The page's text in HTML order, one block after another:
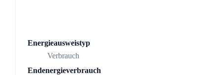
Energieausweistyp
Verbrauch
Endenergieverbrauch